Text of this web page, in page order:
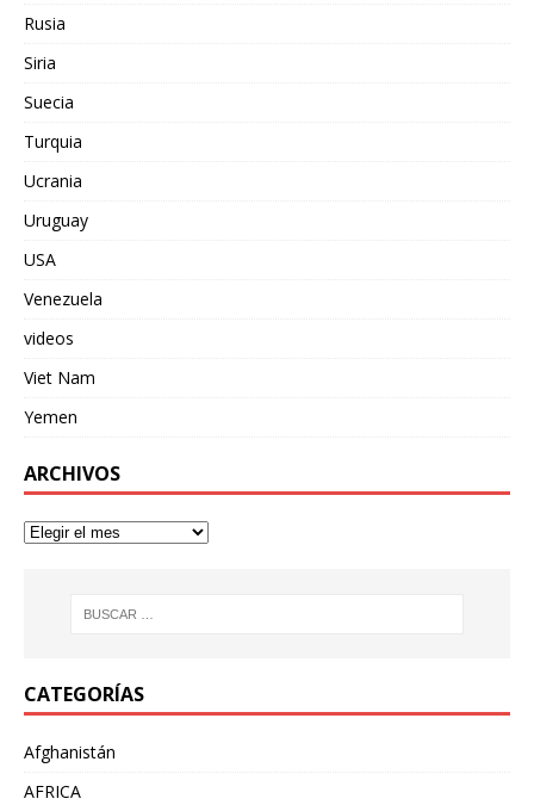
Rusia
Siria
Suecia
Turquia
Ucrania
Uruguay
USA
Venezuela
videos
Viet Nam
Yemen
ARCHIVOS
CATEGORÍAS
Afghanistán
AFRICA